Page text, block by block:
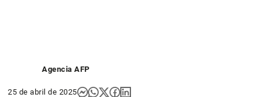
Agencia AFP
25 de abril de 2025